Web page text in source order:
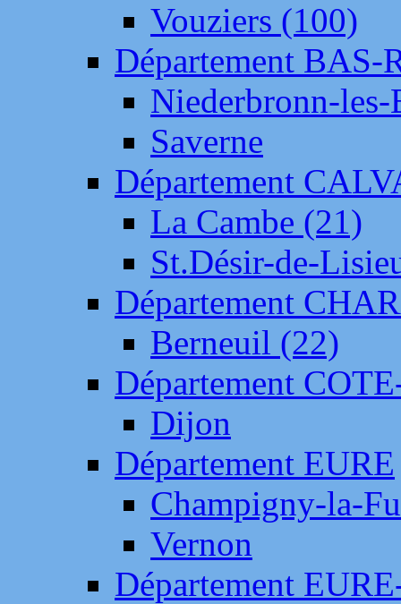
Vouziers (100)
Département BAS-
Niederbronn-
Saverne
Département
La Cambe (21)
St.Désir-de-
Département
Berneuil (22)
Département
Dijon
Département EURE
Champigny-la-
Vernon
Département